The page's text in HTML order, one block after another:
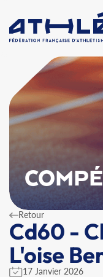
Retour
Cd60 -
L'oise
17 Janvier 2026